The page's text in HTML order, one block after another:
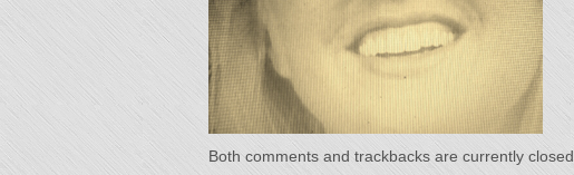
Temps"
Both comments and trackbacks are currently closed.